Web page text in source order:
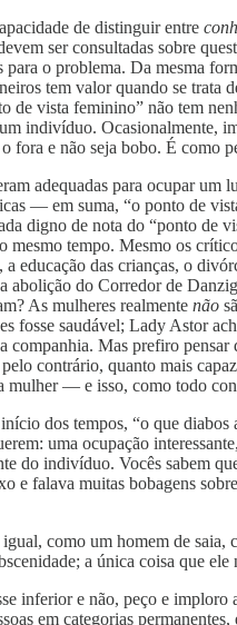
de distinguir entre
ser consultadas sobre
o problema. Da mesma
tem valor quando se trata
vista feminino” não tem
indivíduo. Ocasionalmente,
fora e não seja bobo. É
adequadas para ocupar
— em suma, “o ponto de
digno de nota do “ponto de
mesmo tempo. Mesmo os
educação das crianças, o
do Corredor de
As mulheres realmente não
fosse saudável; Lady Astor
companhia. Mas prefiro
contrário, quanto mais
mulher — e isso, como todo
dos tempos, “o que diabos
uma ocupação
do indivíduo. Vocês sabem
e falava muitas bobagens
como um homem de
a única coisa que
inferior e não, peço e
em categorias